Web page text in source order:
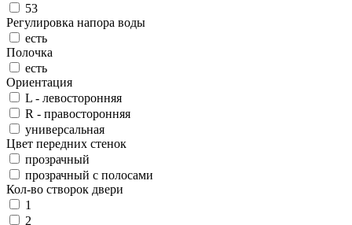
53
Регулировка напора воды
есть
Полочка
есть
Ориентация
L - левосторонняя
R - правосторонняя
универсальная
Цвет передних стенок
прозрачный
прозрачный с полосами
Кол-во створок двери
1
2